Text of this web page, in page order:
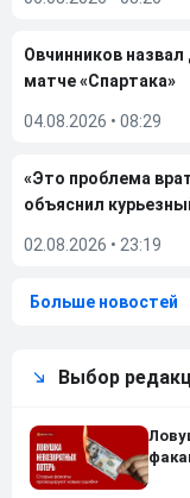
Овчинников
матче «Спартака»
04.08.2026 • 08:29
«Это проблема
объяснил
02.08.2026 • 23:19
Больше новостей
Выбор